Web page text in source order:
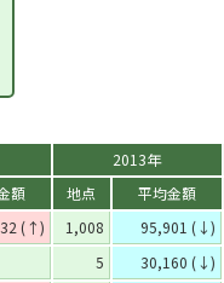
2013年
額 地点 平均金額
(↑) 1,008 95,901 (↓)
5 30,160 (↓)